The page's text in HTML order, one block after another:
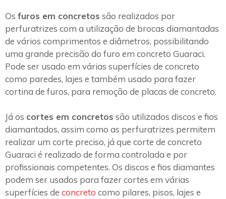
Os furos em concretos são realizados por
perfuratrizes com a utilização de brocas diamantadas
de vários comprimentos e diâmetros, possibilitando
uma grande precisão do furo em concreto Guaraci.
Pode ser usado em várias superfícies de concreto
como paredes, lajes e também usado para fazer
cortina de furos, para remoção de placas de concreto.
Já os cortes em concretos são utilizados discos e fios
diamantados, assim como as perfuratrizes permitem
realizar um corte preciso, já que corte de concreto
Guaraci é realizado de forma controlada e por
profissionais competentes. Os discos e fios diamantes
podem ser usados para fazer cortes em várias
superfícies de concreto como pilares, pisos, lajes e